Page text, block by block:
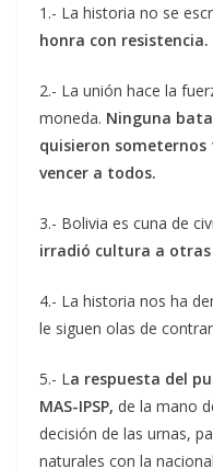
1.- La historia no se
honra con resistencia.
2.- La unión hace la
moneda. Ninguna
quisieron
vencer a todos.
3.- Bolivia es cuna de
irradió cultura a otras
4.- La historia nos ha
le siguen olas de
5.- La respuesta del
MAS-IPSP, de la mano
decisión de las urnas,
naturales con la